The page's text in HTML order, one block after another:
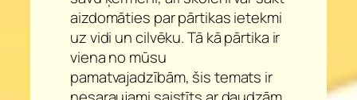
aizdomāties par pārtikas ietekmi
uz vidi un cilvēku. Tā kā pārtika ir
viena no mūsu
pamatvajadzībām, šis temats ir